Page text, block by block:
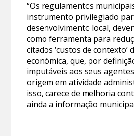
“Os regulamentos
instrumento privilegiado
desenvolvimento local,
como ferramenta para
citados ‘custos de contexto’
económica, que, por
imputáveis aos seus
origem em atividade
isso, carece de melhoria
ainda a informação